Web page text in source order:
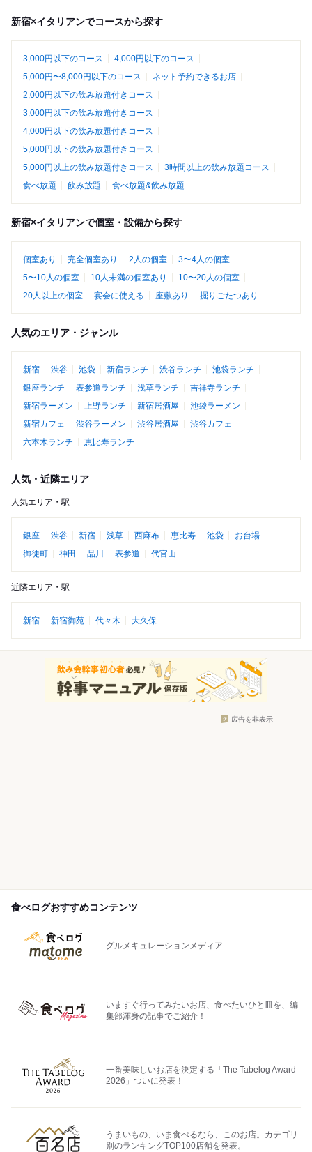
新宿×イタリアンでコースから探す
3,000円以下のコース
4,000円以下のコース
5,000円〜8,000円以下のコース
ネット予約できるお店
2,000円以下の飲み放題付きコース
3,000円以下の飲み放題付きコース
4,000円以下の飲み放題付きコース
5,000円以下の飲み放題付きコース
5,000円以上の飲み放題付きコース
3時間以上の飲み放題コース
食べ放題
飲み放題 食べ放題&飲み放題
新宿×イタリアンで個室・設備から探す
個室あり 完全個室あり 2人の個室
3〜4人の個室
5〜10人の個室
10人未満の個室あり
10〜20人の個室
20人以上の個室
宴会に使える 座敷あり 掘りごたつあり
人気のエリア・ジャンル
新宿 渋谷 池袋 新宿ランチ 渋谷ランチ
池袋ランチ
銀座ランチ
表参道ランチ 浅草ランチ
吉祥寺ランチ
新宿ラーメン
上野ランチ 新宿居酒屋
池袋ラーメン
新宿カフェ
渋谷ラーメン 渋谷居酒屋
渋谷カフェ
六本木ランチ
恵比寿ランチ
人気・近隣エリア
人気エリア・駅
銀座 渋谷 新宿 浅草 西麻布 恵比寿 池袋
お台場
御徒町
神田 品川 表参道 代官山
近隣エリア・駅
新宿 新宿御苑 代々木 大久保
広告を非表示
食べログおすすめコンテンツ
グルメキュレーションメディア
いますぐ行ってみたいお店、食べたいひと皿を、編
集部渾身の記事でご紹介！
一番美味しいお店を決定する「The Tabelog Award
2026」ついに発表！
うまいもの、いま食べるなら、このお店。カテゴリ
別のランキングTOP100店舗を発表。